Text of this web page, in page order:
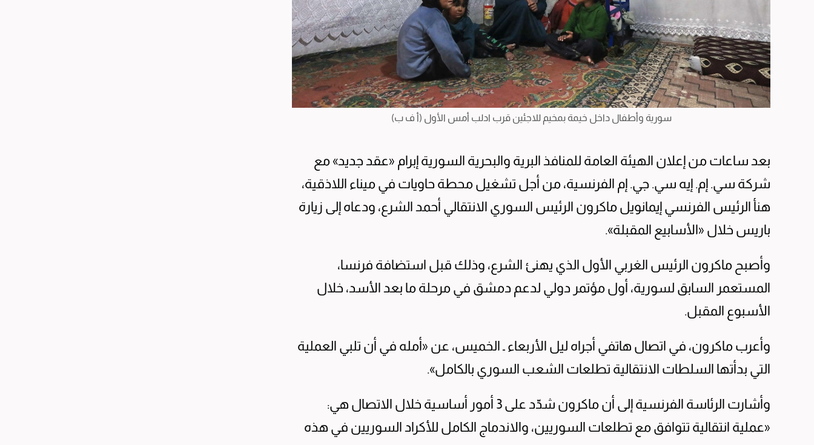
سورية وأطفال داخل خيمة بمخيم للاجئين قرب ادلب أمس الأول (أ ف ب)
بعد ساعات من إعلان الهيئة العامة للمنافذ البرية والبحرية السورية إبرام «عقد جديد» مع
شركة سي. إم. إيه سي. جي. إم الفرنسية، من أجل تشغيل محطة حاويات في ميناء اللاذقية،
هنأ الرئيس الفرنسي إيمانويل ماكرون الرئيس السوري الانتقالي أحمد الشرع، ودعاه إلى زيارة
باريس خلال «الأسابيع المقبلة».
وأصبح ماكرون الرئيس الغربي الأول الذي يهنئ الشرع، وذلك قبل استضافة فرنسا،
المستعمر السابق لسورية، أول مؤتمر دولي لدعم دمشق في مرحلة ما بعد الأسد، خلال
الأسبوع المقبل.
وأعرب ماكرون، في اتصال هاتفي أجراه ليل الأربعاء ـ الخميس، عن «أمله في أن تلبي العملية
التي بدأتها السلطات الانتقالية تطلعات الشعب السوري بالكامل».
وأشارت الرئاسة الفرنسية إلى أن ماكرون شدّد على 3 أمور أساسية خلال الاتصال هي:
«عملية انتقالية تتوافق مع تطلعات السوريين، والاندماج الكامل للأكراد السوريين في هذه